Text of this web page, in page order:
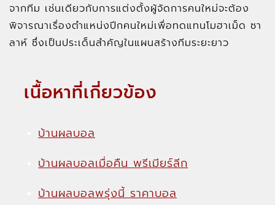
จากทีม เช่นเดียวกับการแต่งตั้งผู้จัดการคนใหม่จะต้อง
พิจารณาเรื่องตำแหน่งปีกคนใหม่เพื่อทดแทนโมฮาเม็ด ซา
ลาห์ ซึ่งเป็นประเด็นสำคัญในแผนสร้างทีมระยะยาว
เนื้อหาที่เกี่ยวข้อง
บ้านผลบอล
บ้านผลบอลเมื่อคืน พรีเมียร์ลีก
บ้านผลบอลพรุ่งนี้ ราคาบอล